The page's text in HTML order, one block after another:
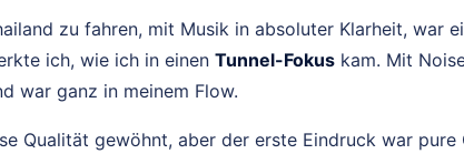
zu fahren, mit Musik in absoluter Klarheit, war
ich, wie ich in einen Tunnel-Fokus kam. Mit
war ganz in meinem Flow.
Qualität gewöhnt, aber der erste Eindruck war pure